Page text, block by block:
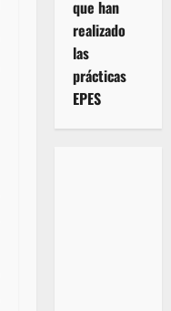
que han
realizado
las
prácticas
EPES